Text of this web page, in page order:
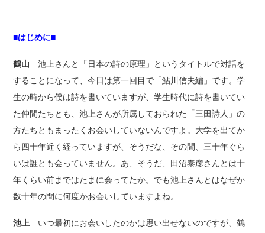
■はじめに■
鶴山 池上さんと「日本の詩の原理」というタイトルで対話を
することになって、今日は第一回目で「鮎川信夫編」です。学
生の時から僕は詩を書いていますが、学生時代に詩を書いてい
た仲間たちとも、池上さんが所属しておられた「三田詩人」の
方たちともまったくお会いしていないんですよ。大学を出てか
ら四十年近く経っていますが、そうだな、その間、三十年ぐら
いは誰とも会っていません。あ、そうだ、田沼泰彦さんとは十
年くらい前まではたまに会ってたか。でも池上さんとはなぜか
数十年の間に何度かお会いしていますよね。
池上 いつ最初にお会いしたのかは思い出せないのですが、鶴